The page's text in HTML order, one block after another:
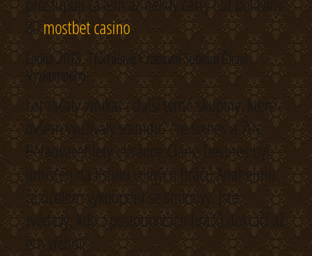
80mostbet casino.
Ledna 2018, Tříkrálové Pracovní Setkání Členů
Výzkumného
Let začaly vznikat i další tvrdé skupiny, které
ovšem využívaly soundu” “ze sixties a 70s.
Pětadvacetiletý obránce Claire Despres byl
umístěn na listinu volných hráčů Anaheimu
za účelem vykoupení se smlouvy. Jste
zvědavý, kdo z postoupivších hráčů dokráčí až
em vrchol?